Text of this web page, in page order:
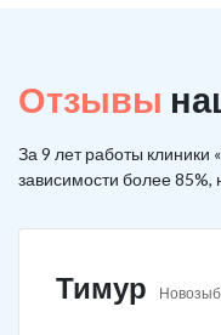
Отзывы
За 9 лет работы клиники
зависимости более
Тимур